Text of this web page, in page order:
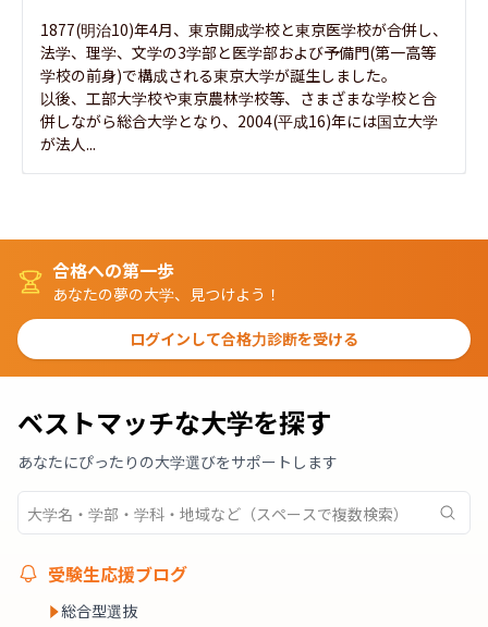
1877(明治10)年4月、東京開成学校と東京医学校が合併し、
法学、理学、文学の3学部と医学部および予備門(第一高等
学校の前身)で構成される東京大学が誕生しました。
以後、工部大学校や東京農林学校等、さまざまな学校と合
併しながら総合大学となり、2004(平成16)年には国立大学
が法人...
合格への第一歩
あなたの夢の大学、見つけよう！
ログインして合格力診断を受ける
ベストマッチな大学を探す
あなたにぴったりの大学選びをサポートします
受験生応援ブログ
総合型選抜